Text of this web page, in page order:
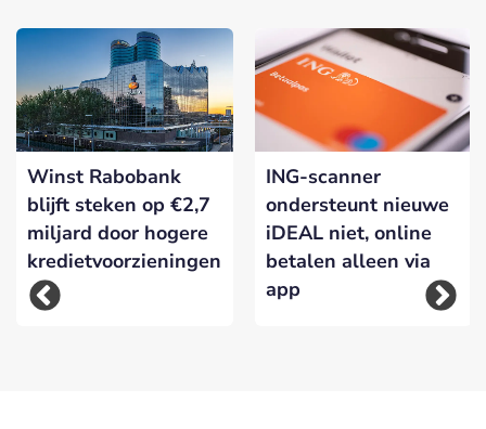
Winst Rabobank
blijft steken op €2,7
miljard door hogere
kredietvoorzieningen
ING-scanner
ondersteunt nieuwe
iDEAL niet, online
betalen alleen via
app